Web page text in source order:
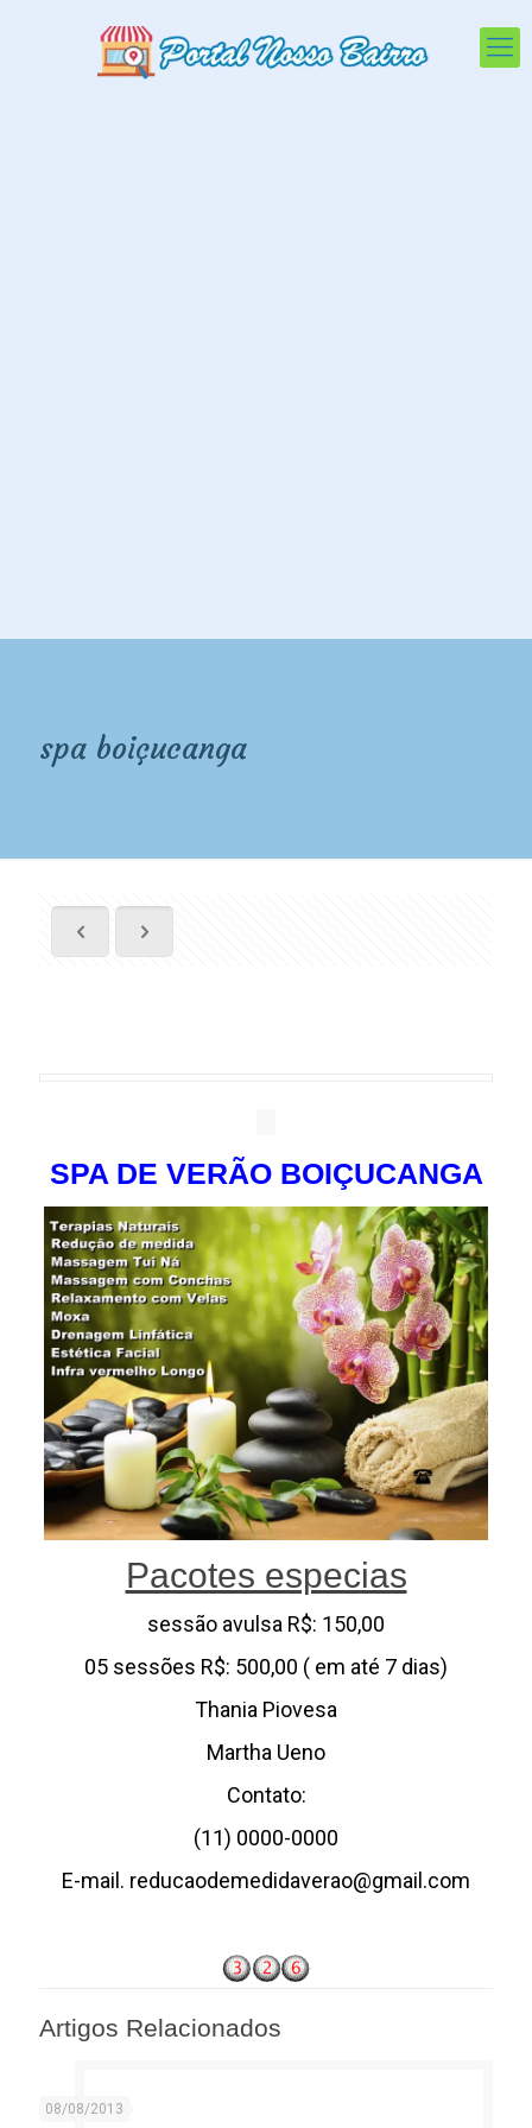
spa boiçucanga
SPA DE VERÃO BOIÇUCANGA
Pacotes especias
sessão avulsa R$: 150,00
05 sessões R$: 500,00 ( em até 7 dias)
Thania Piovesa
Martha Ueno
Contato:
(11) 0000-0000
E-mail. reducaodemedidaverao@gmail.com
Artigos Relacionados
08/08/2013